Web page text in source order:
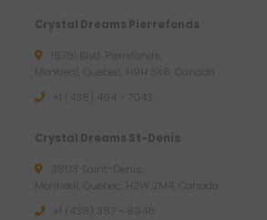
Crystal Dreams Pierrefonds
15781 Blvd. Pierrefonds,
Montreal, Quebec, H9H 3X6, Canada
+1 (438) 494 - 7043
Crystal Dreams St-Denis
3803 Saint-Denis,
Montreal, Quebec, H2W 2M4, Canada
+1 (438) 387 - 6946